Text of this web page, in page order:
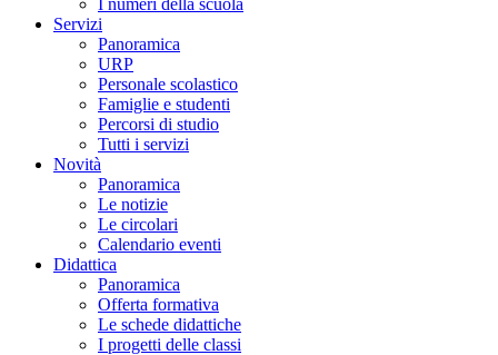
I numeri della scuola
Servizi
Panoramica
URP
Personale scolastico
Famiglie e studenti
Percorsi di studio
Tutti i servizi
Novità
Panoramica
Le notizie
Le circolari
Calendario eventi
Didattica
Panoramica
Offerta formativa
Le schede didattiche
I progetti delle classi